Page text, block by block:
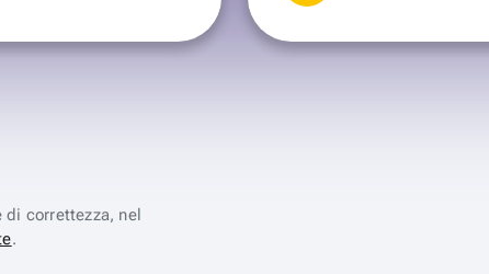
di correttezza, nel
.